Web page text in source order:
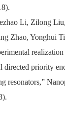
Li, Zilong
Zhao, Yonghui
directed priority
resonators,”